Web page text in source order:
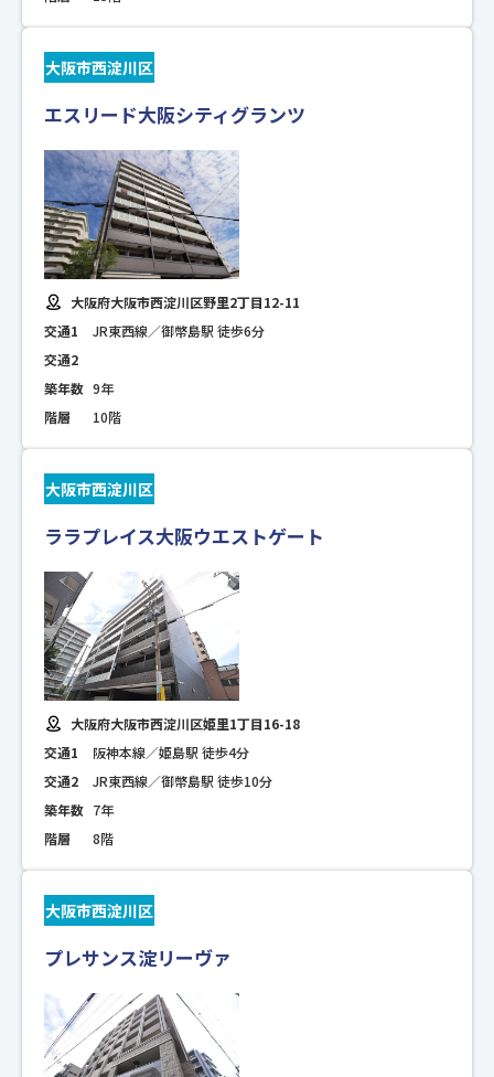
大阪市西淀川区
エスリード大阪シティグランツ
大阪府大阪市西淀川区野里2丁目12-11
交通1
JR東西線／御幣島駅 徒歩6分
交通2
築年数 9年
階層
10階
大阪市西淀川区
ララプレイス大阪ウエストゲート
大阪府大阪市西淀川区姫里1丁目16-18
交通1
阪神本線／姫島駅 徒歩4分
交通2
JR東西線／御幣島駅 徒歩10分
築年数 7年
階層
8階
大阪市西淀川区
プレサンス淀リーヴァ